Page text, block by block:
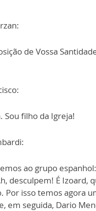
de Vossa
Sou filho da Igreja!
ao grupo
desculpem! É Izoard,
Por isso temos agora
em seguida, Dario